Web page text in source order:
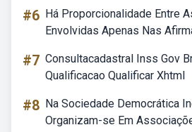
#6 Há Proporcionalidade Entre
Envolvidas Apenas Nas
#7 Consultacadastral Inss Gov
Qualificacao Qualificar Xhtml
#8 Na Sociedade Democrática
Organizam-se Em